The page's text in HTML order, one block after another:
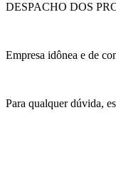
DESPACHO DOS
Empresa idônea e de
Para qualquer dúvida,